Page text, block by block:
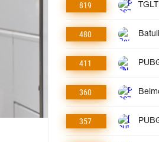
819
480
411
360
357